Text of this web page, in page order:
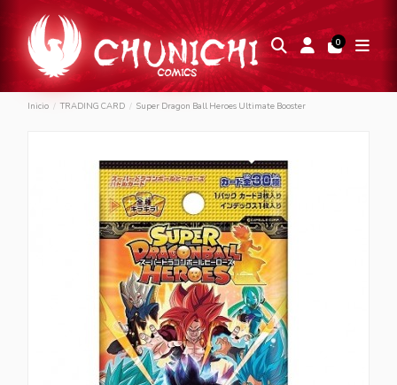
0
Inicio TRADING CARD Super Dragon Ball Heroes Ultimate Booster